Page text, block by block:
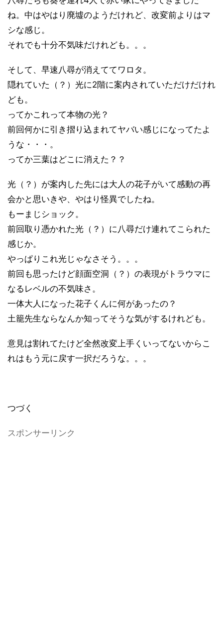
ね。 中はやはり廃墟のようだけれど、改変前よりはマ
シな感じ。
それでも十分不気味だけれども。。。
そして、早速八尋が消えててワロタ。
隠れていた（？）光に2階に案内されていただけだけれ
ども。
ってかこれって本物の光？
前回何かに引き摺り込まれてヤバい感じになってたよ
うな・・・。
ってか三葉はどこに消えた？？
光（？）が案内した先には大人の花子がいて感動の再
会かと思いきや、やはり怪異でしたね。
もーまじショック。
前回取り憑かれた光（？）に八尋だけ連れてこられた
感じか。
やっぱりこれ光じゃなさそう。。。
前回も思ったけど顔面空洞（？）の表現がトラウマに
なるレベルの不気味さ。
一体大人になった花子くんに何があったの？
土籠先生ならなんか知ってそうな気がするけれども。
意見は割れてたけど全然改変上手くいってないからこ
れはもう元に戻す一択だろうな。。。
つづく
スポンサーリンク